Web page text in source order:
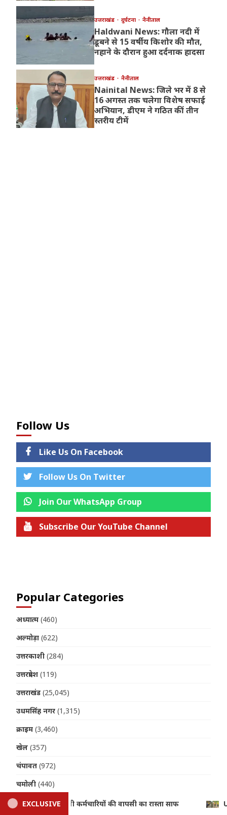
उत्तराखंड दुर्घटना नैनीताल
Haldwani News: गौला नदी में
डूबने से 15 वर्षीय किशोर की मौत,
नहाने के दौरान हुआ दर्दनाक हादसा
उत्तराखंड नैनीताल
Nainital News: जिले भर में 8 से
16 अगस्त तक चलेगा विशेष सफाई
अभियान, डीएम ने गठित कीं तीन
स्तरीय टीमें
Follow Us
Like Us On Facebook
Follow Us On Twitter
Join Our WhatsApp Group
Subscribe Our YouTube Channel
Popular Categories
अध्यात्म (460)
अल्मोड़ा (622)
उत्तरकाशी (284)
उत्तरप्रदेश (119)
उत्तराखंड (25,045)
उधमसिंह नगर (1,315)
क्राइम (3,460)
खेल (357)
चंपावत (972)
चमोली (440)
जनपद(402)
EXCLUSIVE
Uttarakhand Accident: 250 मीटर गहरी खाई में गिरी बोलेरो,